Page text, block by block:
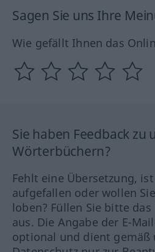
Sagen Sie uns Ihre
Wie gefällt Ihnen das
Sie haben Feedback zu
Wörterbüchern?
Fehlt eine Übersetzung,
aufgefallen oder wollen
loben? Füllen Sie bitte
aus. Die Angabe der E-
optional und dient gemäß